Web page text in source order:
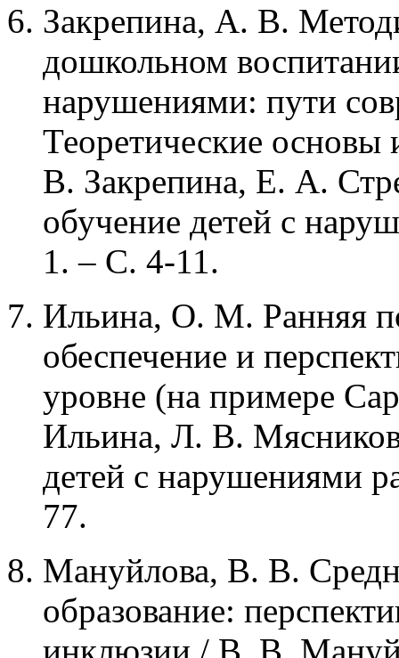
Закрепина, А. В.
дошкольном
нарушениями: пути
Теоретические основы
В. Закрепина, Е. А.
обучение детей с
1. – С. 4-11.
Ильина, О. М. Ранняя
обеспечение и
уровне (на примере
Ильина, Л. В.
детей с нарушениями
77.
Мануйлова, В. В.
образование:
инклюзии / В. В.